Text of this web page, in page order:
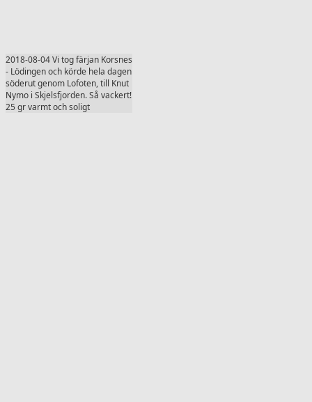
2018-08-04 Vi tog färjan Korsnes
- Lödingen och körde hela dagen
söderut genom Lofoten, till Knut
Nymo i Skjelsfjorden. Så vackert!
25 gr varmt och soligt